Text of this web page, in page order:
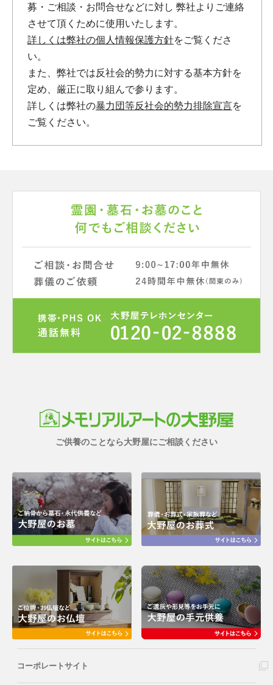
募・ご相談・お問合せなどに対し 弊社よりご連絡
させて頂くために使用いたします。
詳しくは弊社の個人情報保護方針をご覧くださ
い。
また、弊社では反社会的勢力に対する基本方針を
定め、厳正に取り組んで参ります。
詳しくは弊社の暴力団等反社会的勢力排除宣言を
ご覧ください。
ご供養のことなら大野屋にご相談ください
コーポレートサイト